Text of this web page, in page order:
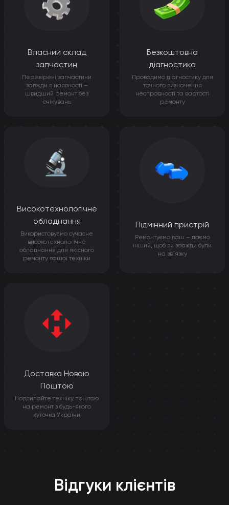
Власний склад
запчастин
Перевірені запчастини
завжди в наявності –
швидший ремонт без
очікувань
Безкоштовна
діагностика
Проводимо діагностику для
точного визначення
несправності та вартості
ремонту
Високотехнологічне
обладнання
Використовуємо сучасне
високотехнологічне
обладнання для якісного
ремонту вашої техніки
Підмінний пристрій
Ремонтуємо ваш – даємо
інший, щоб ви завжди були
на звʼязку
Доставка Новою
Поштою
Надсилайте техніку поштою
на ремонт з будь-якого
куточка України
Відгуки клієнтів